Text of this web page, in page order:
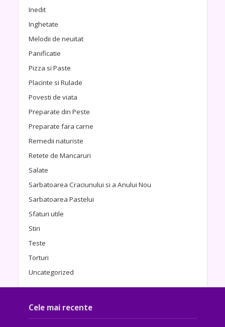
Inedit
Inghetate
Melodii de neuitat
Panificatie
Pizza si Paste
Placinte si Rulade
Povesti de viata
Preparate din Peste
Preparate fara carne
Remedii naturiste
Retete de Mancaruri
Salate
Sarbatoarea Craciunului si a Anului Nou
Sarbatoarea Pastelui
Sfaturi utile
Stiri
Teste
Torturi
Uncategorized
Cele mai recente